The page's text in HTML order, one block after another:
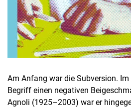
Am Anfang war die Subversion.
Begriff einen negativen
Agnoli (1925–2003) war er